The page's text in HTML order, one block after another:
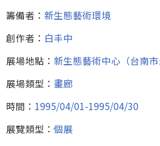
籌備者： 新生態藝術環境
創作者： 白丰中
展場地點： 新生態藝術中心（台南市
展場類型： 畫廊
時間： 1995/04/01-1995/04/30
展覽類型： 個展